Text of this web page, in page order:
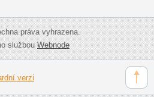
práva vyhrazena.
službouWebnode
verzi